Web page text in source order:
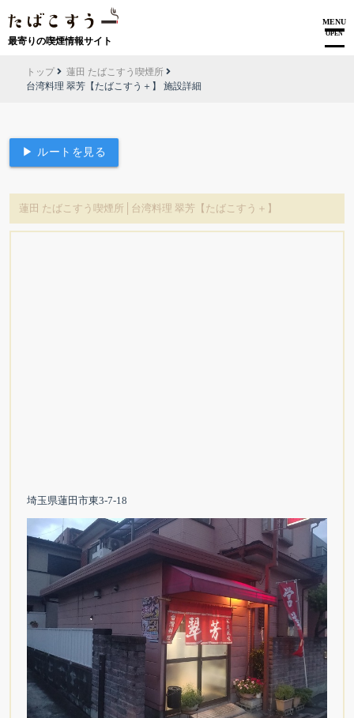
最寄りの喫煙情報サイト
MENU
OPEN
トップ
蓮田 たばこすう喫煙所
台湾料理 翠芳【たばこすう＋】 施設詳細
▶ ルートを見る
蓮田 たばこすう喫煙所│台湾料理 翠芳【たばこすう＋】
埼玉県蓮田市東3-7-18